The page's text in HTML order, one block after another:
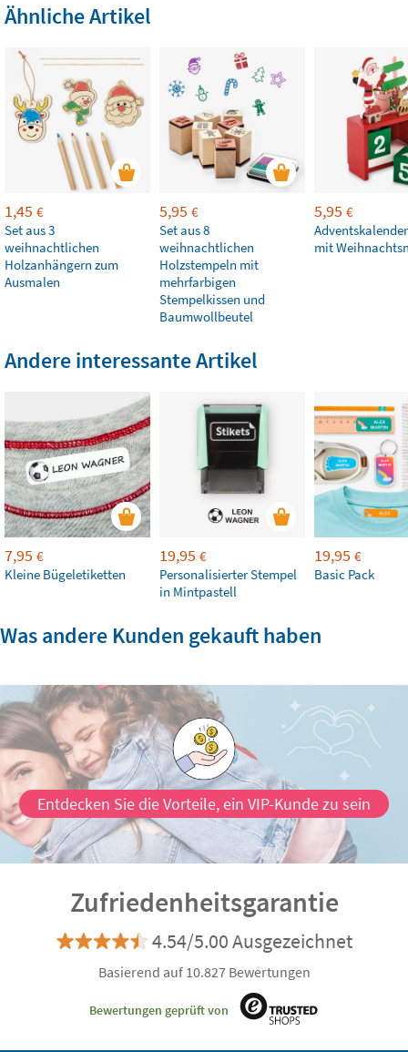
Ähnliche Artikel
1,45 €
Set aus 3
weihnachtlichen
Holzanhängern zum
Ausmalen
5,95 €
Set aus 8
weihnachtlichen
Holzstempeln mit
mehrfarbigen
Stempelkissen und
Baumwollbeutel
5,95 €
mit
Andere interessante Artikel
7,95 €
Kleine Bügeletiketten
19,95 €
Personalisierter Stempel
in Mintpastell
19,95 €
Basic Pack
Was andere Kunden gekauft haben
Entdecken Sie die Vorteile, ein VIP-Kunde zu sein
Zufriedenheitsgarantie
4.54/5.00 Ausgezeichnet
Basierend auf 10.827 Bewertungen
Bewertungen geprüft von